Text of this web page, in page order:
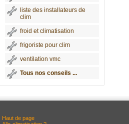
liste des installateurs de
clim
froid et climatisation
frigoriste pour clim
ventilation vmc
Tous nos conseils ...
Haut de page